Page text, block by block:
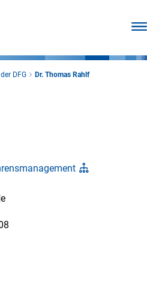
DFG Dr. Thomas Rahlf